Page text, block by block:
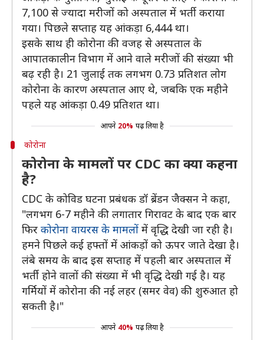
7,100 से ज्यादा मरीजों को अस्पताल में भर्ती कराया
गया। पिछले सप्ताह यह आंकड़ा 6,444 था।
इसके साथ ही कोरोना की वजह से अस्पताल के
आपातकालीन विभाग में आने वाले मरीजों की संख्या भी
बढ़ रही है। 21 जुलाई तक लगभग 0.73 प्रतिशत लोग
कोरोना के कारण अस्पताल आए थे, जबकि एक महीने
पहले यह आंकड़ा 0.49 प्रतिशत था।
आपने 20% पढ़ लिया है
कोरोना
कोरोना के मामलों पर CDC का क्या कहना
है?
CDC के कोविड घटना प्रबंधक डॉ ब्रेंडन जैक्सन ने कहा,
"लगभग 6-7 महीने की लगातार गिरावट के बाद एक बार
फिर कोरोना वायरस के मामलों में वृद्धि देखी जा रही है।
हमने पिछले कई हफ्तों में आंकड़ों को ऊपर जाते देखा है।
लंबे समय के बाद इस सप्ताह में पहली बार अस्पताल में
भर्ती होने वालों की संख्या में भी वृद्धि देखी गई है। यह
गर्मियों में कोरोना की नई लहर (समर वेव) की शुरुआत हो
सकती है।"
आपने 40% पढ़ लिया है